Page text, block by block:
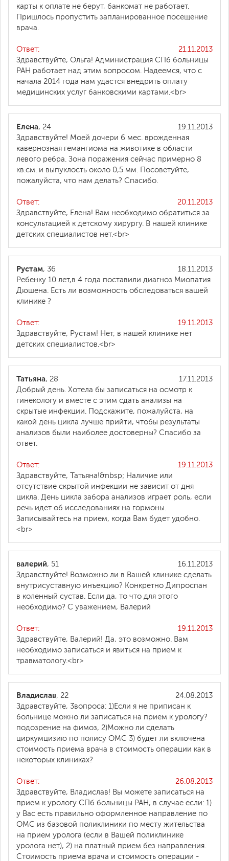
карты к оплате не берут, банкомат не работает.
Пришлось пропустить запланированное посещение
врача.
21.11.2013
Ответ:
Здравствуйте, Ольга! Администрация СПб больницы
РАН работает над этим вопросом. Надеемся, что с
начала 2014 года нам удастся внедрить оплату
медицинских услуг банковскими картами.<br>
19.11.2013
Елена, 24
Здравствуйте! Моей дочери 6 мес. врожденная
кавернозная гемангиома на животике в области
левого ребра. Зона поражения сейчас примерно 8
кв.см. и выпуклость около 0,5 мм. Посоветуйте,
пожалуйста, что нам делать? Спасибо.
20.11.2013
Ответ:
Здравствуйте, Елена! Вам необходимо обратиться за
консультацией к детскому хирургу. В нашей клинике
детских специалистов нет.<br>
18.11.2013
Рустам, 36
Ребенку 10 лет,в 4 года поставили диагноз Миопатия
Дюшена. Есть ли возможность обследоваться вашей
клинике ?
19.11.2013
Ответ:
Здравствуйте, Рустам! Нет, в нашей клинике нет
детских специалистов.<br>
17.11.2013
Татьяна, 28
Добрый день. Хотела бы записаться на осмотр к
гинекологу и вместе с этим сдать анализы на
скрытые инфекции. Подскажите, пожалуйста, на
какой день цикла лучше прийти, чтобы результаты
анализов были наиболее достоверны? Спасибо за
ответ.
19.11.2013
Ответ:
Здравствуйте, Татьяна!&nbsp; Наличие или
отсутствие скрытой инфекции не зависит от дня
цикла. День цикла забора анализов играет роль, если
речь идет об исследованиях на гормоны.
Записывайтесь на прием, когда Вам будет удобно.
<br>
16.11.2013
валерий, 51
Здравствуйте! Возможно ли в Вашей клинике сделать
внутрисуставную инъекцию? Конкретно Дипроспан
в коленный сустав. Если да, то что для этого
необходимо? С уважением, Валерий
19.11.2013
Ответ:
Здравствуйте, Валерий! Да, это возможно. Вам
необходимо записаться и явиться на прием к
травматологу.<br>
24.08.2013
Владислав, 22
Здравствуйте, 3вопроса: 1)Если я не приписан к
больнице можно ли записаться на прием к урологу?
подозрение на фимоз, 2)Можно ли сделать
циркумцизию по полису ОМС 3) будет ли включена
стоимость приема врача в стоимость операции как в
некоторых клиниках?
26.08.2013
Ответ:
Здравствуйте, Владислав! Вы можете записаться на
прием к урологу СПб больницы РАН, в случае если: 1)
у Вас есть правильно оформленное направление по
ОМС из базовой поликлиники по месту жительства
на прием уролога (если в Вашей поликлинике
уролога нет), 2) на платный прием без направления.
Стоимость приема врача и стоимость операции -